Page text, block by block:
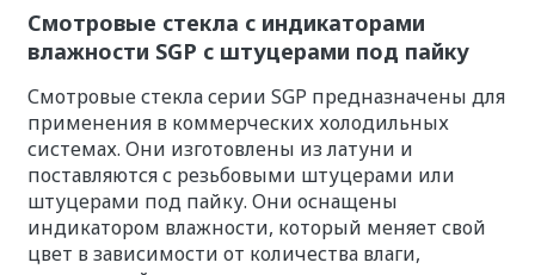
Смотровые стекла с индикаторами
влажности SGP с штуцерами под пайку
Смотровые стекла серии SGP предназначены для
применения в коммерческих холодильных
системах. Они изготовлены из латуни и
поставляются с резьбовыми штуцерами или
штуцерами под пайку. Они оснащены
индикатором влажности, который меняет свой
цвет в зависимости от количества влаги,